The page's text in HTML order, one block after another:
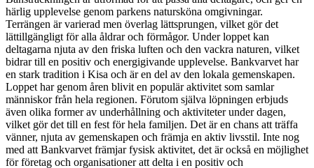
härlig upplevelse genom parkens natursköna omgivningar.
Terrängen är varierad men överlag lättsprungen, vilket gör det
lättillgängligt för alla åldrar och förmågor. Under loppet kan
deltagarna njuta av den friska luften och den vackra naturen, vilket
bidrar till en positiv och energigivande upplevelse. Bankvarvet har
en stark tradition i Kisa och är en del av den lokala gemenskapen.
Loppet har genom åren blivit en populär aktivitet som samlar
människor från hela regionen. Förutom själva löpningen erbjuds
även olika former av underhållning och aktiviteter under dagen,
vilket gör det till en fest för hela familjen. Det är en chans att träffa
vänner, njuta av gemenskapen och främja en aktiv livsstil. Inte nog
med att Bankvarvet främjar fysisk aktivitet, det är också en möjlighet
för företag och organisationer att delta i en positiv och